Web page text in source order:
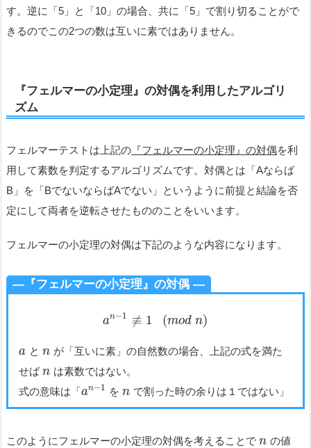
す。逆に「5」と「10」の場合、共に「5」で割り切ることがで
きるのでこの2つの数は互いに素ではありません。
『フェルマーの小定理』の対偶を利用したアルゴリ
ズム
フェルマーテストは上記の 『フェルマーの小定理』の対偶を利
用して素数を判定するアルゴリズムです。対偶とは「Aならば
B」を「BでないならばAでない」というように前提と結論を否
定にして両者を逆転させたもののことをいいます。
フェルマーの小定理の対偶は下記のような内容になります。
―『フェルマーの小定理』の対偶 ―
an−1 ≢ 1 (mod n)
a とn が「互いに素」の自然数の場合、上記の式を満た
せばn は素数ではない。
式の意味は「an−1 をn で割った時の余りは１ではない」
このようにフェルマーの小定理の対偶を考えることで n の値